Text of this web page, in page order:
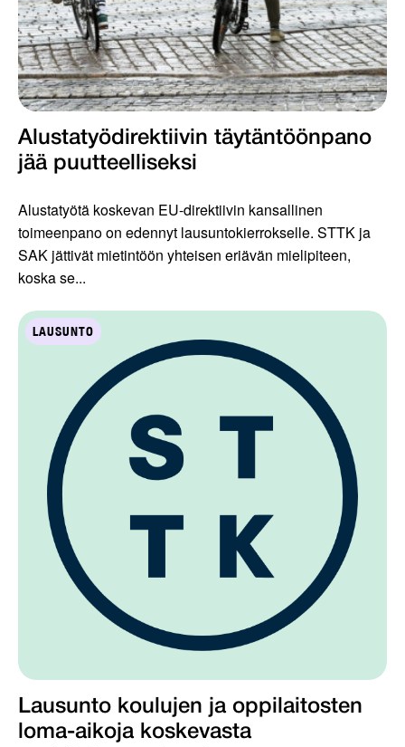
Alustatyödirektiivin täytäntöönpano
jää puutteelliseksi
Alustatyötä koskevan EU-direktiivin kansallinen
toimeenpano on edennyt lausuntokierrokselle. STTK ja
SAK jättivät mietintöön yhteisen eriävän mielipiteen,
koska se...
LAUSUNTO
Lausunto koulujen ja oppilaitosten
loma-aikoja koskevasta